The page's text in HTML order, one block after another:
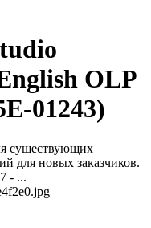
OLP
01243)
существующих
для новых заказчиков.
- ...